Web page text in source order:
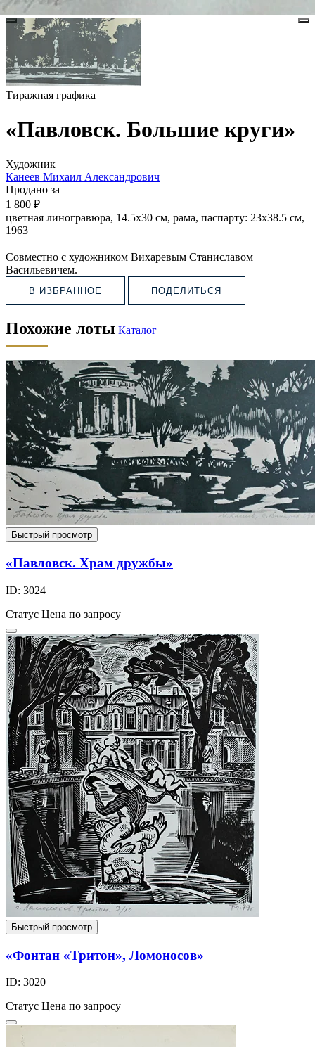
Тиражная графика
«Павловск. Большие круги»
Художник
Канеев Михаил Александрович
Продано за
1 800 ₽
цветная линогравюра, 14.5х30 см, рама, паспарту: 23х38.5 см,
1963
Совместно с художником Вихаревым Станиславом
Васильевичем.
В ИЗБРАННОЕ ПОДЕЛИТЬСЯ
Похожие лоты Каталог
Быстрый просмотр
«Павловск. Храм дружбы»
ID: 3024
Статус Цена по запросу
Быстрый просмотр
«Фонтан «Тритон», Ломоносов»
ID: 3020
Статус Цена по запросу